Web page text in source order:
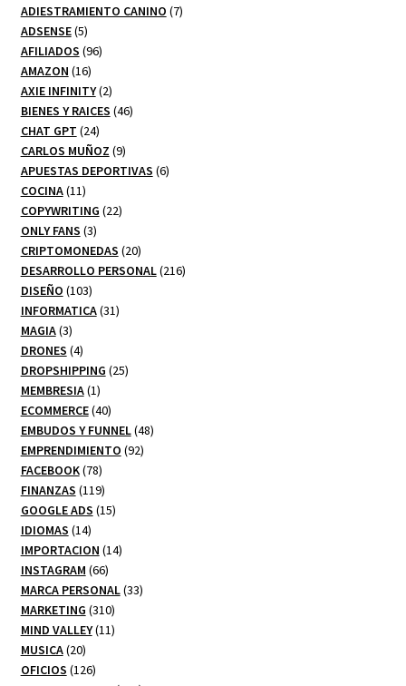
productos
ADIESTRAMIENTO CANINO 77
ADSENSE 55
productos
AFILIADOS 9696
AMAZON 1616
productos
AXIE INFINITY 22
productos
BIENES Y RAICES 4646
CHAT GPT 2424
productos
CARLOS MUÑOZ 99
productos
APUESTAS DEPORTIVAS 66
COCINA 1111
productos
COPYWRITING 2222
ONLY FANS 33
productos
CRIPTOMONEDAS 2020
productos
DESARROLLO PERSONAL 216216
DISEÑO 103103
productos
INFORMATICA 3131
MAGIA 33
productos
DRONES 44
productos
DROPSHIPPING 2525
MEMBRESIA 11
producto
ECOMMERCE 4040
productos
EMBUDOS Y FUNNEL 4848
EMPRENDIMIENTO 9292
FACEBOOK 7878
productos
FINANZAS 119119
productos
GOOGLE ADS 1515
IDIOMAS 1414
productos
IMPORTACION 1414
INSTAGRAM 6666
productos
MARCA PERSONAL 3333
MARKETING 310310
productos
MIND VALLEY 1111
MUSICA 2020
productos
OFICIOS 126126